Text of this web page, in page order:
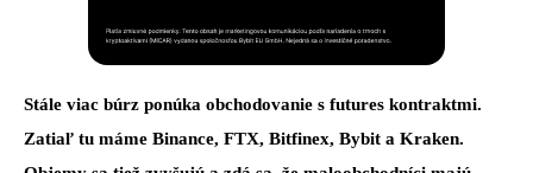
Stále viac búrz ponúka obchodovanie s futures kontraktmi.
Zatiaľ tu máme Binance, FTX, Bitfinex, Bybit a Kraken.